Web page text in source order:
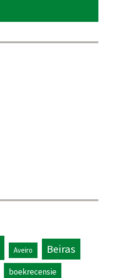
Aveiro Beiras
boekrecensie